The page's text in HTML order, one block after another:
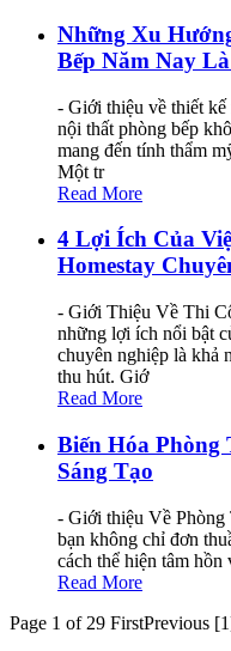
Những Xu
Bếp Năm Nay
- Giới thiệu về thiết kế
nội thất phòng bếp
mang đến tính thẩm
Một tr
Read More
4 Lợi Ích Của
Homestay
- Giới Thiệu Về Thi
những lợi ích nổi bật
chuyên nghiệp là khả
thu hút. Giớ
Read More
Biến Hóa
Sáng Tạo
- Giới thiệu Về Phòng
bạn không chỉ đơn
cách thể hiện tâm
Read More
Page 1 of 29 FirstPrevious